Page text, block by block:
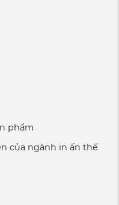
phẩm
của ngành in ấn thế